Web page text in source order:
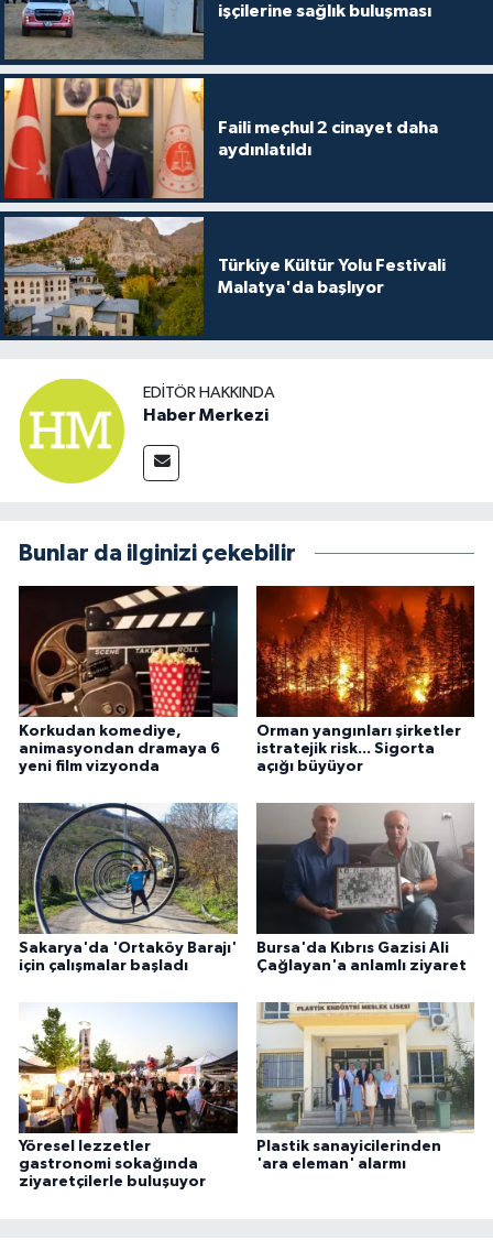
işçilerine sağlık buluşması
Faili meçhul 2 cinayet daha
aydınlatıldı
Türkiye Kültür Yolu Festivali
Malatya'da başlıyor
EDITÖR HAKKINDA
Haber Merkezi
Bunlar da ilginizi çekebilir
Korkudan komediye,
animasyondan dramaya 6
yeni film vizyonda
Orman yangınları şirketler
istratejik risk... Sigorta
açığı büyüyor
Sakarya'da 'Ortaköy Barajı'
için çalışmalar başladı
Bursa'da Kıbrıs Gazisi Ali
Çağlayan'a anlamlı ziyaret
Yöresel lezzetler
gastronomi sokağında
ziyaretçilerle buluşuyor
Plastik sanayicilerinden
'ara eleman' alarmı